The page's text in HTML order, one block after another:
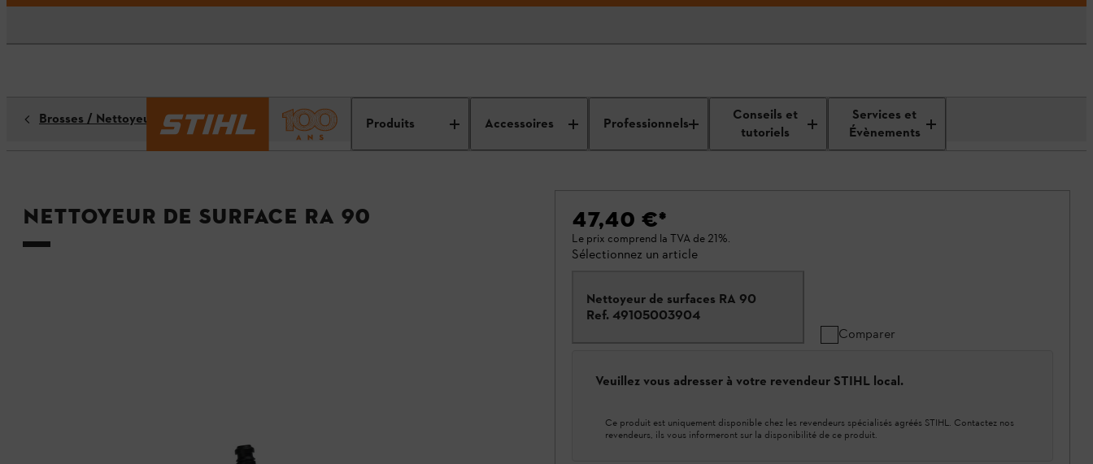
Produits Accessoires Professionnels
Conseils et
tutoriels
Services et
Évènements
Brosses / Nettoyeurs de surfaces
Nettoyeur de surface RA 90 47,40 €*
Le prix comprend la TVA de 21%.
Sélectionnez un article
Nettoyeur de surfaces RA 90
Ref. 49105003904
Comparer
Veuillez vous adresser à votre revendeur STIHL local.
Ce produit est uniquement disponible chez les revendeurs spécialisés agréés STIHL. Contactez nos
revendeurs, ils vous informeront sur la disponibilité de ce produit.